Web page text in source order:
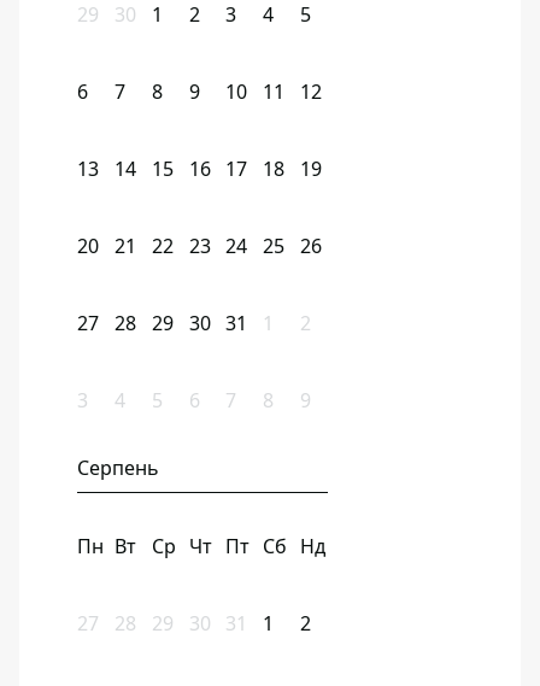
29 30 1 2 3 4 5
6 7 8 9 10 11 12
13 14 15 16 17 18 19
20 21 22 23 24 25 26
27 28 29 30 31 1 2
3 4 5 6 7 8 9
Серпень
Пн Вт Ср Чт Пт Сб Нд
27 28 29 30 31 1 2